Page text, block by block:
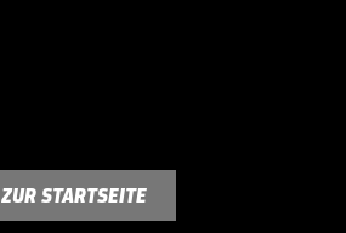
ZUR STARTSEITE